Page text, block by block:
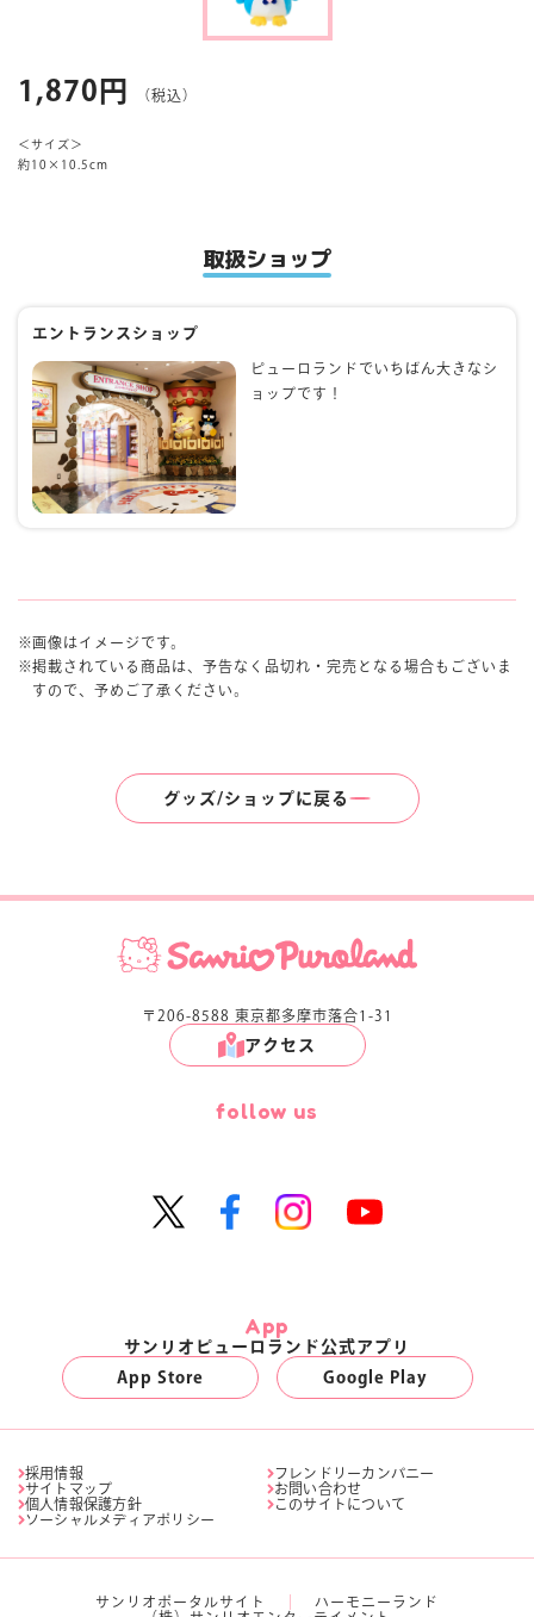
1,870円 （税込）
＜サイズ＞
約10×10.5cm
取扱ショップ
エントランスショップ
ピューロランドでいちばん大きなシ
ョップです！
画像はイメージです。
掲載されている商品は、予告なく品切れ・完売となる場合もございま
すので、予めご了承ください。
グッズ/ショップに戻る
〒206-8588 東京都多摩市落合1-31
アクセス
follow us
App
サンリオピューロランド公式アプリ
App Store
Google Play
採用情報
フレンドリーカンパニー
サイトマップ
お問い合わせ
個人情報保護方針
このサイトについて
ソーシャルメディアポリシー
サンリオポータルサイト
ハーモニーランド